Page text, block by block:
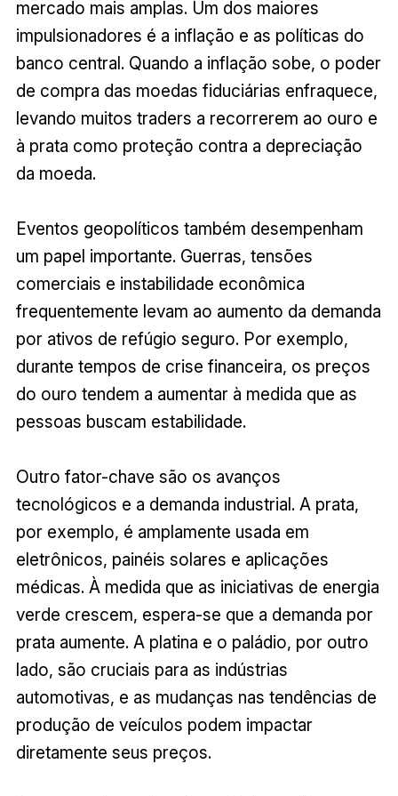
mercado mais amplas. Um dos maiores
impulsionadores é a inflação e as políticas do
banco central. Quando a inflação sobe, o poder
de compra das moedas fiduciárias enfraquece,
levando muitos traders a recorrerem ao ouro e
à prata como proteção contra a depreciação
da moeda.
Eventos geopolíticos também desempenham
um papel importante. Guerras, tensões
comerciais e instabilidade econômica
frequentemente levam ao aumento da demanda
por ativos de refúgio seguro. Por exemplo,
durante tempos de crise financeira, os preços
do ouro tendem a aumentar à medida que as
pessoas buscam estabilidade.
Outro fator-chave são os avanços
tecnológicos e a demanda industrial. A prata,
por exemplo, é amplamente usada em
eletrônicos, painéis solares e aplicações
médicas. À medida que as iniciativas de energia
verde crescem, espera-se que a demanda por
prata aumente. A platina e o paládio, por outro
lado, são cruciais para as indústrias
automotivas, e as mudanças nas tendências de
produção de veículos podem impactar
diretamente seus preços.